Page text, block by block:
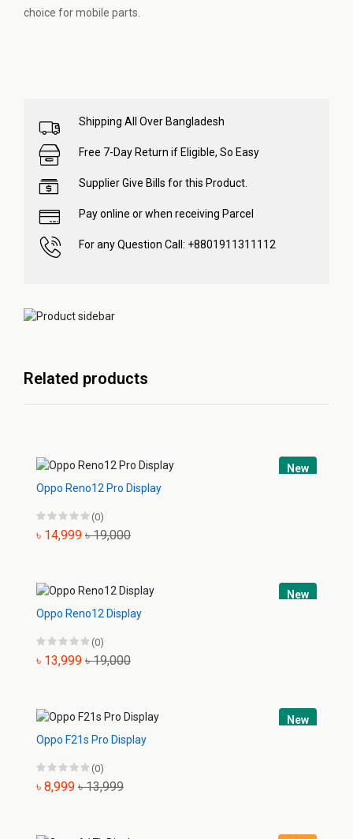
choice for mobile parts.
Shipping All Over Bangladesh
Free 7-Day Return if Eligible, So Easy
Supplier Give Bills for this Product.
Pay online or when receiving Parcel
For any Question Call: +8801911311112
Related products
New
Oppo Reno12 Pro Display
(0)
৳ 14,999 ৳ 19,000
New
Oppo Reno12 Display
(0)
৳ 13,999 ৳ 19,000
New
Oppo F21s Pro Display
(0)
৳ 8,999 ৳ 13,999